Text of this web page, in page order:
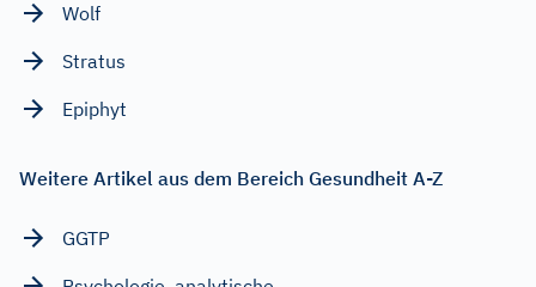
Wolf
Stratus
Epiphyt
Weitere Artikel aus dem Bereich Gesundheit A-Z
GGTP